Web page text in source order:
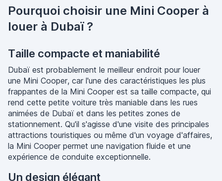
Pourquoi choisir une Mini Cooper à
louer à Dubaï ?
Taille compacte et maniabilité
Dubaï est probablement le meilleur endroit pour louer
une Mini Cooper, car l'une des caractéristiques les plus
frappantes de la Mini Cooper est sa taille compacte, qui
rend cette petite voiture très maniable dans les rues
animées de Dubaï et dans les petites zones de
stationnement. Qu'il s'agisse d'une visite des principales
attractions touristiques ou même d'un voyage d'affaires,
la Mini Cooper permet une navigation fluide et une
expérience de conduite exceptionnelle.
Un design élégant